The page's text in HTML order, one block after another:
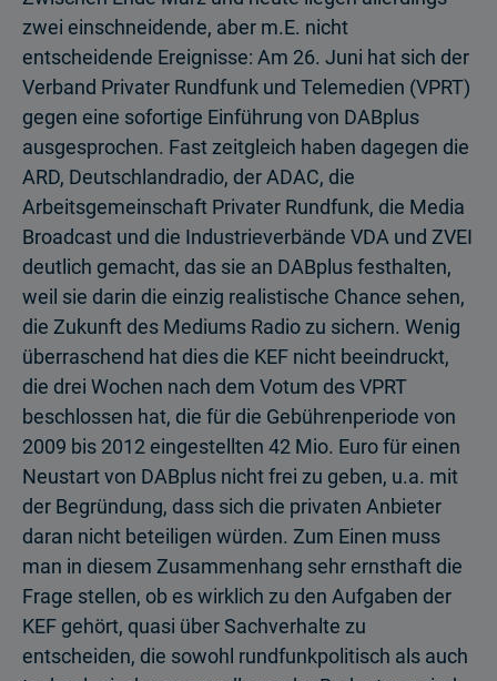
zwei einschneidende, aber m.E. nicht
entscheidende Ereignisse: Am 26. Juni hat sich der
Verband Privater Rundfunk und Telemedien (VPRT)
gegen eine sofortige Einführung von DABplus
ausgesprochen. Fast zeitgleich haben dagegen die
ARD, Deutschlandradio, der ADAC, die
Arbeitsgemeinschaft Privater Rundfunk, die Media
Broadcast und die Industrieverbände VDA und ZVEI
deutlich gemacht, das sie an DABplus festhalten,
weil sie darin die einzig realistische Chance sehen,
die Zukunft des Mediums Radio zu sichern. Wenig
überraschend hat dies die KEF nicht beeindruckt,
die drei Wochen nach dem Votum des VPRT
beschlossen hat, die für die Gebührenperiode von
2009 bis 2012 eingestellten 42 Mio. Euro für einen
Neustart von DABplus nicht frei zu geben, u.a. mit
der Begründung, dass sich die privaten Anbieter
daran nicht beteiligen würden. Zum Einen muss
man in diesem Zusammenhang sehr ernsthaft die
Frage stellen, ob es wirklich zu den Aufgaben der
KEF gehört, quasi über Sachverhalte zu
entscheiden, die sowohl rundfunkpolitisch als auch